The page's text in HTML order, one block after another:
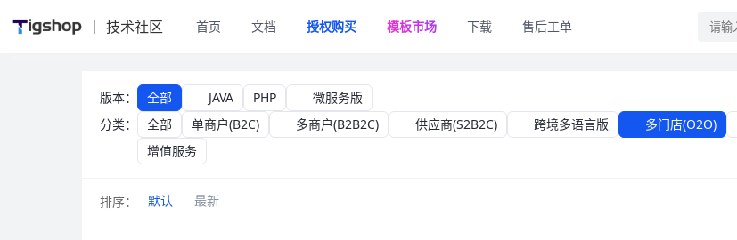
技术社区 首页 文档 授权购买 模板市场 下载 售后工单
版本： 全部 JAVA PHP
微服务版
分类：
全部 单商户(B2C) 多商户(B2B2C) 供应商(S2B2C) 跨境多语言版 多门店(O2O)
增值服务
排序： 默认 最新